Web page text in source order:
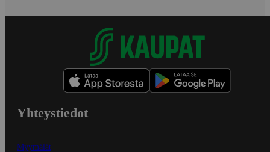
Yhteystiedot
Myymälät